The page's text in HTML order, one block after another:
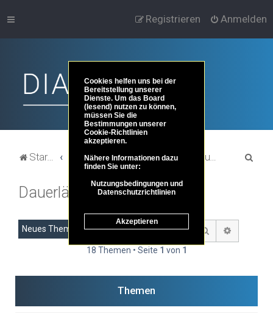
Anmelden
Registrieren
Startseite Portal Foren-Übersicht Dies und das ... Dauerläufer
Dauerläufer
Neues Thema Suche
18 Themen • Seite 1 von 1
Themen
Cookies helfen uns bei der
Bereitstellung unserer
Dienste. Um das Board
(lesend) nutzen zu können,
müssen Sie die
Bestimmungen unserer
Cookie-Richtlinien
akzeptieren.
Nähere Informationen dazu
finden Sie unter:
Nutzungsbedingungen und
Datenschutzrichtlinien
Akzeptieren